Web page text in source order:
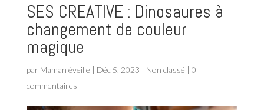
SES CREATIVE : Dinosaures à
changement de couleur
magique
par Maman éveille | Déc 5, 2023 | Non classé | 0
commentaires